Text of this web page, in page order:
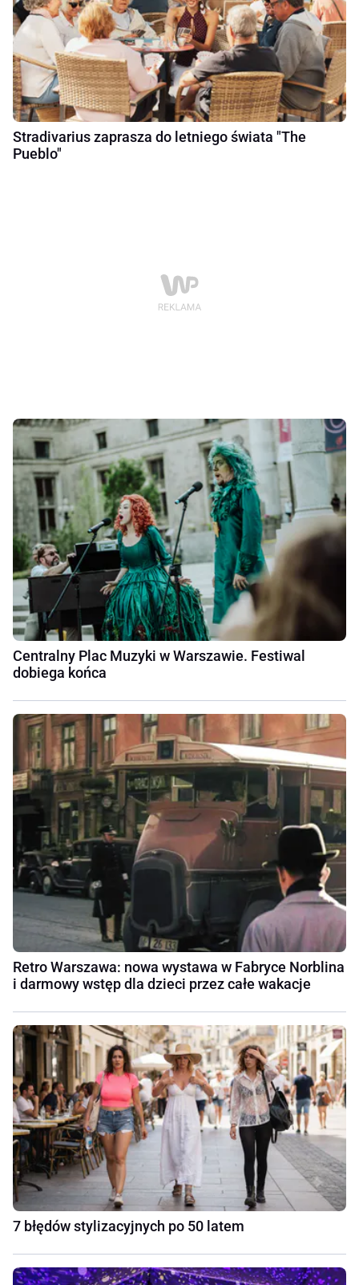
Stradivarius zaprasza do letniego świata "The
Pueblo"
Centralny Plac Muzyki w Warszawie. Festiwal
dobiega końca
Retro Warszawa: nowa wystawa w Fabryce Norblina
i darmowy wstęp dla dzieci przez całe wakacje
7 błędów stylizacyjnych po 50 latem